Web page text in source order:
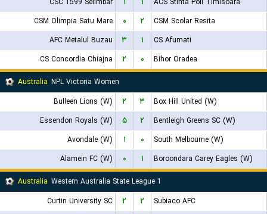
CSM Olimpia Satu Mare
۰ ۲
CSM Scolar Resita
AFC Metalul Buzau
۳ ۱
CS Afumati
CS Concordia Chiajna
۲ ۰
Bihor Oradea
Australia NPL Victoria Women
Bulleen Lions (W)
۲ ۳
Box Hill United (W)
Essendon Royals (W)
۵ ۲
Bentleigh Greens SC (W)
Avondale (W)
۱ ۰
South Melbourne (W)
Alamein FC (W)
۰ ۱
Boroondara Carey Eagles (W)
Australia Western Australia State League 1
Curtin University SC
۲ ۲
Subiaco AFC